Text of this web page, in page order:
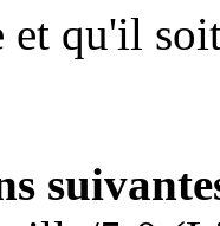
et qu'il